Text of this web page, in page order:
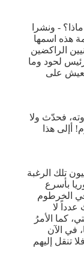
- ونشرا
هذه اسمها
الراكضين
لحود وما
يعيش على
فحدّث ولا
أإلى هذا
تلك الرغبة
بأسرع
الخرطوم
لا
كما الأمرُ
في الآن
تنقل إليهم